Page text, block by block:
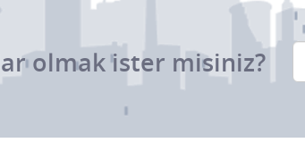
olmak ister misiniz?